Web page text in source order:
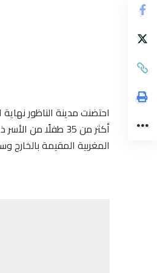
احتضنت مدينة الناظور
أكثر من 35 طفلًا
المغربية المقيمة بالخارج